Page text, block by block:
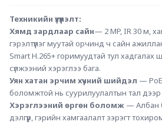
Техникийн үзүүлэлт:
Хямд зардлаар сайн— 2 MP, IR 30 м,
гэрэлтүүлэг муутай орчинд ч сайн
Smart H.265+ горимуудтай тул хадгалах
сүлжээний хэрэглээ бага.
Уян хатан эрчим хүчний шийдэл —
боломжтой нь суурилуулалтын тал дээр
Хэрэглээний өргөн боломж — Албан
дэлгүүр, гэрийн хамгаалалт зэрэгт